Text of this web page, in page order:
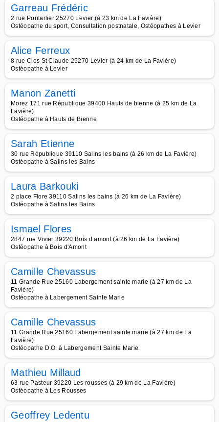
Garreau Frédéric
2 rue Pontarlier 25270 Levier (à 23 km de La Favière)
Ostéopathe du sport, Consultation postnatale, Ostéopathes à Levier
Alice Ferreux
8 rue Clos St Claude 25270 Levier (à 24 km de La Favière)
Ostéopathe à Levier
Manon Zanetti
Morez 171 rue République 39400 Hauts de bienne (à 25 km de La
Favière)
Ostéopathe à Hauts de Bienne
Sarah Etienne
30 rue République 39110 Salins les bains (à 26 km de La Favière)
Ostéopathe à Salins les Bains
Laura Barkouki
2 place Flore 39110 Salins les bains (à 26 km de La Favière)
Ostéopathe à Salins les Bains
Ismael Flores
2847 rue Vivier 39220 Bois d amont (à 26 km de La Favière)
Ostéopathe à Bois d'Amont
Camille Chevassus
11 Grande Rue 25160 Labergement sainte marie (à 27 km de La
Favière)
Ostéopathe à Labergement Sainte Marie
Camille Chevassus
11 Grande Rue 25160 Labergement sainte marie (à 27 km de La
Favière)
Ostéopathe D.O. à Labergement Sainte Marie
Mathieu Millaud
63 rue Pasteur 39220 Les rousses (à 29 km de La Favière)
Ostéopathe à Les Rousses
Geoffrey Ledentu